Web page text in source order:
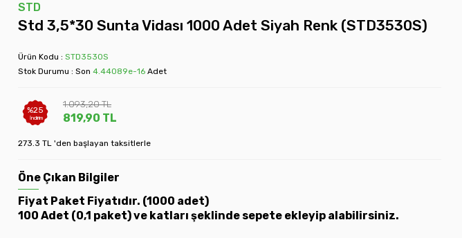
STD
Std 3,5*30 Sunta Vidası 1000 Adet Siyah Renk (STD3530S)
Ürün Kodu : STD3530S
Stok Durumu : Son 4.44089e-16 Adet
%25
İndirim
1.093,20TL
819,90 TL
273.3 TL 'den başlayan taksitlerle
Öne Çıkan Bilgiler
Fiyat Paket Fiyatıdır. (1000 adet)
100 Adet (0,1 paket) ve katları şeklinde sepete ekleyip alabilirsiniz.